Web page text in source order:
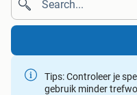
Tips: Controleer je
gebruik minder